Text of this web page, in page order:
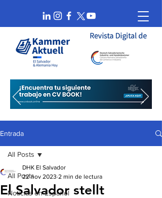
Entrada
All Posts
Noticias en Español
All Posts
El Salvador stellt
DHK El Salvador
22 nov 2023 2 min de lectura